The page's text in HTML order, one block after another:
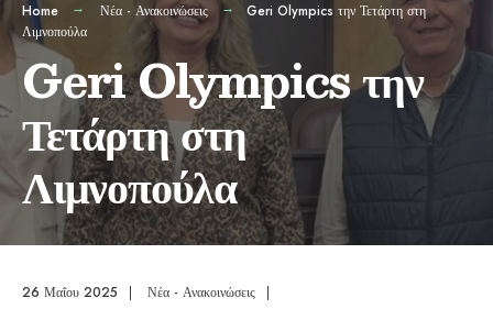
Home Νέα - Ανακοινώσεις
Geri Olympics την Τετάρτη στη
Λιμνοπούλα
Geri Olympics την
Τετάρτη στη
Λιμνοπούλα
26 Μαΐου 2025 | Νέα - Ανακοινώσεις |